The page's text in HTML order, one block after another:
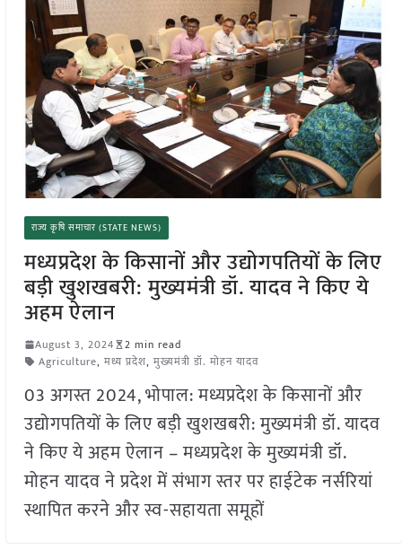
राज्य कृषि समाचार (STATE NEWS)
मध्यप्रदेश के किसानों और उद्योगपतियों के लिए
बड़ी खुशखबरी: मुख्यमंत्री डॉ. यादव ने किए ये
अहम ऐलान
August 3, 2024
2 min read
Agriculture, मध्य प्रदेश, मुख्यमंत्री डॉ. मोहन यादव
03 अगस्त 2024, भोपाल: मध्यप्रदेश के किसानों और
उद्योगपतियों के लिए बड़ी खुशखबरी: मुख्यमंत्री डॉ. यादव
ने किए ये अहम ऐलान – मध्यप्रदेश के मुख्यमंत्री डॉ.
मोहन यादव ने प्रदेश में संभाग स्तर पर हाईटेक नर्सरियां
स्थापित करने और स्व-सहायता समूहों